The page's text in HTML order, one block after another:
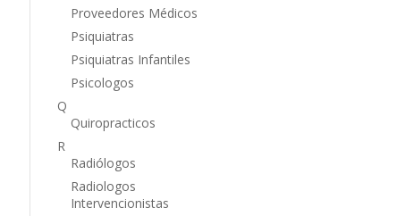
Proveedores Médicos
Psiquiatras
Psiquiatras Infantiles
Psicologos
Q
Quiropracticos
R
Radiólogos
Radiologos
Intervencionistas